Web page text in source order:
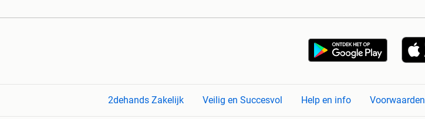
2dehands Zakelijk Veilig en Succesvol Help en info Voorwaarden